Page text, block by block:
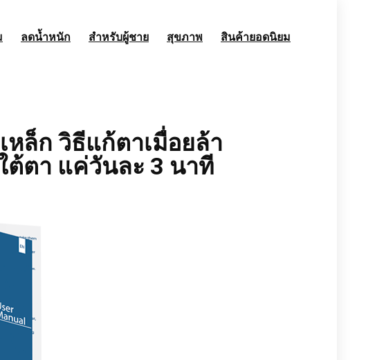
ลดน้ำหนัก สำหรับผู้ชาย สุขภาพ สินค้ายอดนิยม
หล็ก วิธีแก้ตาเมื่อยล้า
ตา แค่วันละ 3 นาที